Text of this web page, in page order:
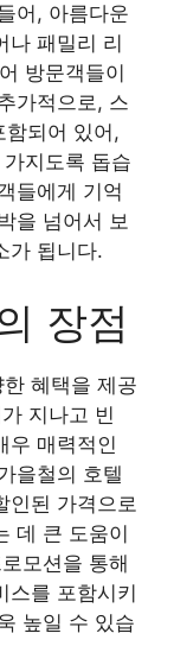
어, 아름다운
나 패밀리 리
방문객들이
가적으로, 스
되어 있어,
지도록 돕습
들에게 기억
을 넘어서 보
가 됩니다.
장점
혜택을 제공
지나고 빈
우 매력적인
을철의 호텔
인된 가격으로
데 큰 도움이
모션을 통해
스를 포함시키
높일 수 있습